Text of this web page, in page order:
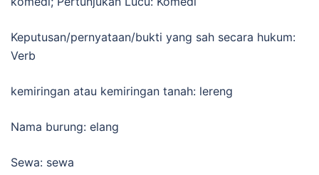
Keputusan/pernyataan/bukti yang sah secara hukum:
Verb
kemiringan atau kemiringan tanah: lereng
Nama burung: elang
Sewa: sewa